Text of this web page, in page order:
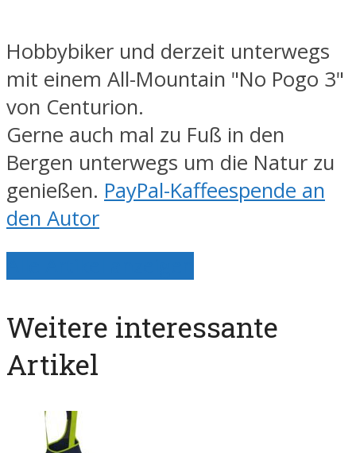
Hobbybiker und derzeit unterwegs
mit einem All-Mountain "No Pogo 3"
von Centurion.
Gerne auch mal zu Fuß in den
Bergen unterwegs um die Natur zu
genießen. PayPal-Kaffeespende an
den Autor
Weitere interessante
Artikel